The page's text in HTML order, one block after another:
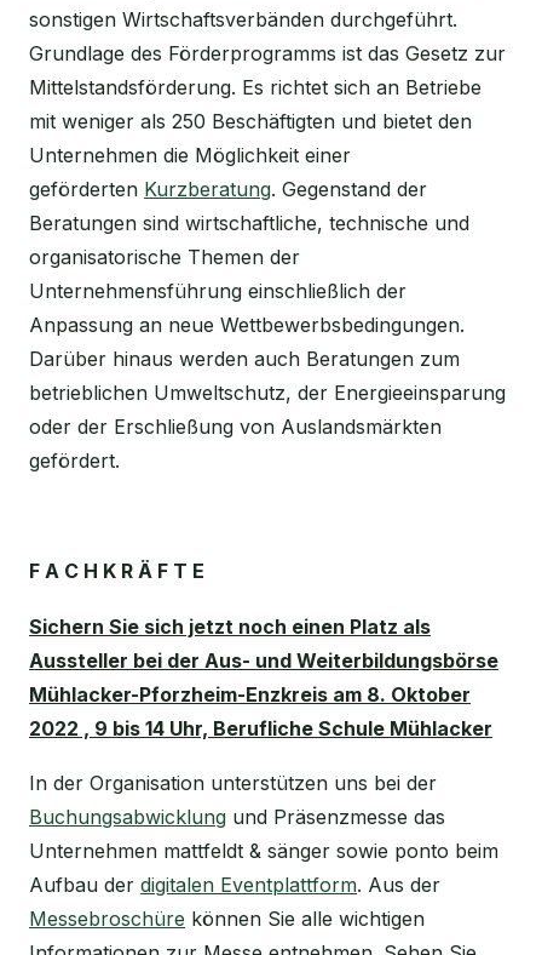
sonstigen Wirtschaftsverbänden durchgeführt.
Grundlage des Förderprogramms ist das Gesetz zur
Mittelstandsförderung. Es richtet sich an Betriebe
mit weniger als 250 Beschäftigten und bietet den
Unternehmen die Möglichkeit einer
geförderten Kurzberatung. Gegenstand der
Beratungen sind wirtschaftliche, technische und
organisatorische Themen der
Unternehmensführung einschließlich der
Anpassung an neue Wettbewerbsbedingungen.
Darüber hinaus werden auch Beratungen zum
betrieblichen Umweltschutz, der Energieeinsparung
oder der Erschließung von Auslandsmärkten
gefördert.
F A C H K R Ä F T E
Sichern Sie sich jetzt noch einen Platz als
Aussteller bei der Aus- und Weiterbildungsbörse
Mühlacker-Pforzheim-Enzkreis am 8. Oktober
2022 , 9 bis 14 Uhr, Berufliche Schule Mühlacker
In der Organisation unterstützen uns bei der
Buchungsabwicklung und Präsenzmesse das
Unternehmen mattfeldt & sänger sowie ponto beim
Aufbau der digitalen Eventplattform. Aus der
Messebroschüre können Sie alle wichtigen